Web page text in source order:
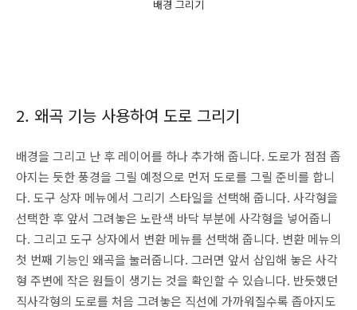
배경 그리기
2. 왜곡 기능 사용하여 도로 그리기
배경을 그리고 난 후 레이어를 하나 추가해 줍니다. 도로가 점점 좁
아지는 듯한 풍경을 그릴 예정으로 먼저 도로를 그릴 준비를 합니
다. 도구 상자 메뉴에서 그리기 스타일을 선택해 줍니다. 사각형을
선택한 후 앞서 그려놓은 노란색 바닥 부분에 사각형을 넣어줍니
다. 그리고 도구 상자에서 변환 메뉴를 선택해 줍니다. 변환 메뉴의
첫 번째 기능인 왜곡을 눌러줍니다. 그러면 앞서 삽입해 놓은 사각
형 주변에 작은 원들이 생기는 것을 확인할 수 있습니다. 반듯했던
직사각형의 도로를 처음 그려놓은 직선에 가까워질수록 좁아지도